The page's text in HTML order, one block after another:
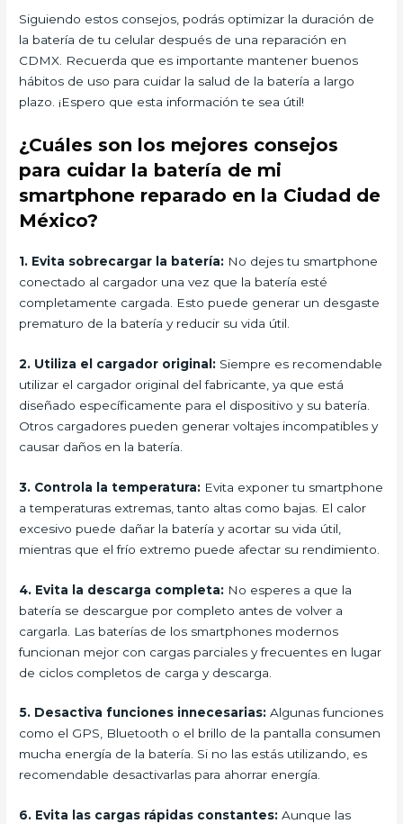
Siguiendo estos consejos, podrás optimizar la duración de
la batería de tu celular después de una reparación en
CDMX. Recuerda que es importante mantener buenos
hábitos de uso para cuidar la salud de la batería a largo
plazo. ¡Espero que esta información te sea útil!
¿Cuáles son los mejores consejos
para cuidar la batería de mi
smartphone reparado en la Ciudad de
México?
1. Evita sobrecargar la batería: No dejes tu smartphone
conectado al cargador una vez que la batería esté
completamente cargada. Esto puede generar un desgaste
prematuro de la batería y reducir su vida útil.
2. Utiliza el cargador original: Siempre es recomendable
utilizar el cargador original del fabricante, ya que está
diseñado específicamente para el dispositivo y su batería.
Otros cargadores pueden generar voltajes incompatibles y
causar daños en la batería.
3. Controla la temperatura: Evita exponer tu smartphone
a temperaturas extremas, tanto altas como bajas. El calor
excesivo puede dañar la batería y acortar su vida útil,
mientras que el frío extremo puede afectar su rendimiento.
4. Evita la descarga completa: No esperes a que la
batería se descargue por completo antes de volver a
cargarla. Las baterías de los smartphones modernos
funcionan mejor con cargas parciales y frecuentes en lugar
de ciclos completos de carga y descarga.
5. Desactiva funciones innecesarias: Algunas funciones
como el GPS, Bluetooth o el brillo de la pantalla consumen
mucha energía de la batería. Si no las estás utilizando, es
recomendable desactivarlas para ahorrar energía.
6. Evita las cargas rápidas constantes: Aunque las